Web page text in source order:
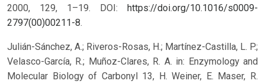
2000, 129, 1–19. DOI: https://doi.org/10.1016/s0009-
2797(00)00211-8.
Julián-Sánchez, A.; Riveros-Rosas, H.; Martínez-Castilla, L. P.;
Velasco-García, R.; Muñoz-Clares, R. A. in: Enzymology and
Molecular Biology of Carbonyl 13, H. Weiner, E. Maser, R.